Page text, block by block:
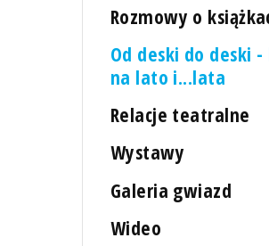
Rozmowy o
Od deski do deski -
na lato i...lata
Relacje teatralne
Wystawy
Galeria gwiazd
Wideo